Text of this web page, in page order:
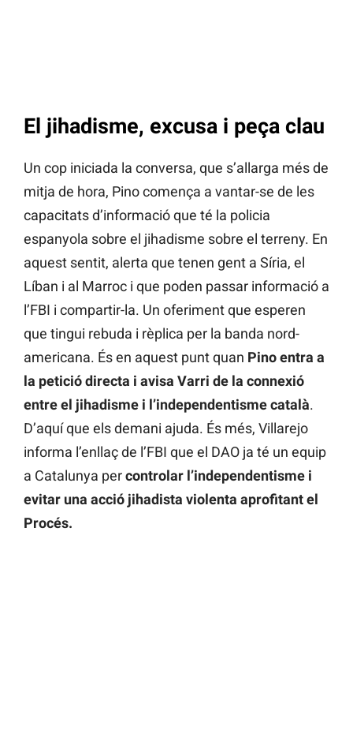
El jihadisme, excusa i peça clau
Un cop iniciada la conversa, que s’allarga més de
mitja de hora, Pino comença a vantar-se de les
capacitats d’informació que té la policia
espanyola sobre el jihadisme sobre el terreny. En
aquest sentit, alerta que tenen gent a Síria, el
Líban i al Marroc i que poden passar informació a
l’FBI i compartir-la. Un oferiment que esperen
que tingui rebuda i rèplica per la banda nord-
americana. És en aquest punt quan Pino entra a
la petició directa i avisa Varri de la connexió
entre el jihadisme i l’independentisme català.
D’aquí que els demani ajuda. És més, Villarejo
informa l’enllaç de l’FBI que el DAO ja té un equip
a Catalunya percontrolar l’independentisme i
evitar una acció jihadista violenta aprofitant el
Procés.